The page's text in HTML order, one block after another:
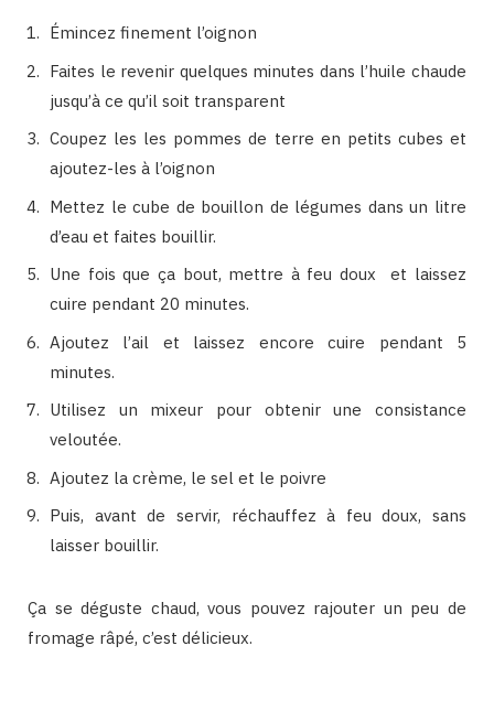
Émincez finement l’oignon
Faites le revenir quelques minutes dans l’huile chaude
jusqu’à ce qu’il soit transparent
Coupez les les pommes de terre en petits cubes et
ajoutez-les à l’oignon
Mettez le cube de bouillon de légumes dans un litre
d’eau et faites bouillir.
Une fois que ça bout, mettre à feu doux et laissez
cuire pendant 20 minutes.
Ajoutez l’ail et laissez encore cuire pendant 5
minutes.
Utilisez un mixeur pour obtenir une consistance
veloutée.
Ajoutez la crème, le sel et le poivre
Puis, avant de servir, réchauffez à feu doux, sans
laisser bouillir.
Ça se déguste chaud, vous pouvez rajouter un peu de
fromage râpé, c’est délicieux.